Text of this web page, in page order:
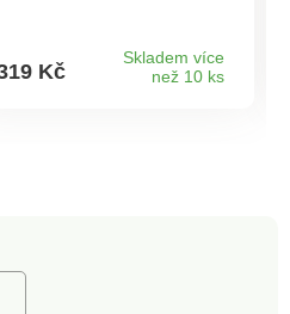
kvalitní 100%
Kč
Skladem více
než 10 ks